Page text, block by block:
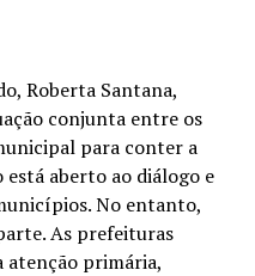
Roberta Santana,
conjunta entre os
para conter a
está aberto ao diálogo e
No entanto,
As prefeituras
atenção primária,